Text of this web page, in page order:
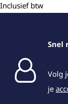
Inclusief btw
Snel
Volg
je